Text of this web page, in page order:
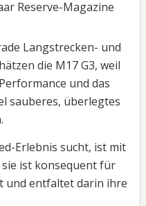
Reserve-Magazine
Langstrecken- und
die M17 G3, weil
und das
sauberes, überlegtes
Erlebnis sucht, ist mit
ist konsequent für
und entfaltet darin ihre